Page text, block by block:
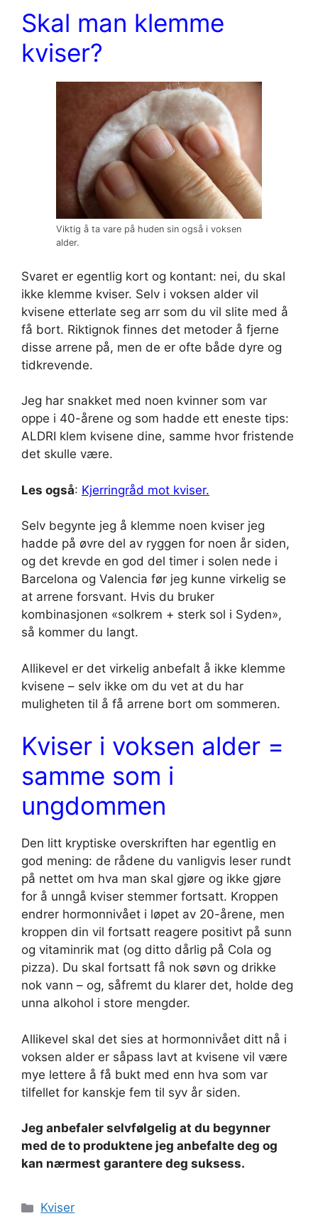
Skal man klemme
kviser?
Viktig å ta vare på huden sin også i voksen
alder.
Svaret er egentlig kort og kontant: nei, du skal
ikke klemme kviser. Selv i voksen alder vil
kvisene etterlate seg arr som du vil slite med å
få bort. Riktignok finnes det metoder å fjerne
disse arrene på, men de er ofte både dyre og
tidkrevende.
Jeg har snakket med noen kvinner som var
oppe i 40-årene og som hadde ett eneste tips:
ALDRI klem kvisene dine, samme hvor fristende
det skulle være.
Les også: Kjerringråd mot kviser.
Selv begynte jeg å klemme noen kviser jeg
hadde på øvre del av ryggen for noen år siden,
og det krevde en god del timer i solen nede i
Barcelona og Valencia før jeg kunne virkelig se
at arrene forsvant. Hvis du bruker
kombinasjonen «solkrem + sterk sol i Syden»,
så kommer du langt.
Allikevel er det virkelig anbefalt å ikke klemme
kvisene – selv ikke om du vet at du har
muligheten til å få arrene bort om sommeren.
Kviser i voksen alder =
samme som i
ungdommen
Den litt kryptiske overskriften har egentlig en
god mening: de rådene du vanligvis leser rundt
på nettet om hva man skal gjøre og ikke gjøre
for å unngå kviser stemmer fortsatt. Kroppen
endrer hormonnivået i løpet av 20-årene, men
kroppen din vil fortsatt reagere positivt på sunn
og vitaminrik mat (og ditto dårlig på Cola og
pizza). Du skal fortsatt få nok søvn og drikke
nok vann – og, såfremt du klarer det, holde deg
unna alkohol i store mengder.
Allikevel skal det sies at hormonnivået ditt nå i
voksen alder er såpass lavt at kvisene vil være
mye lettere å få bukt med enn hva som var
tilfellet for kanskje fem til syv år siden.
Jeg anbefaler selvfølgelig at du begynner
med de to produktene jeg anbefalte deg og
kan nærmest garantere deg suksess.
Kategorier
Kviser